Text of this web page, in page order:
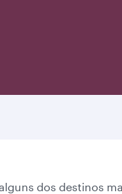
dos destinos